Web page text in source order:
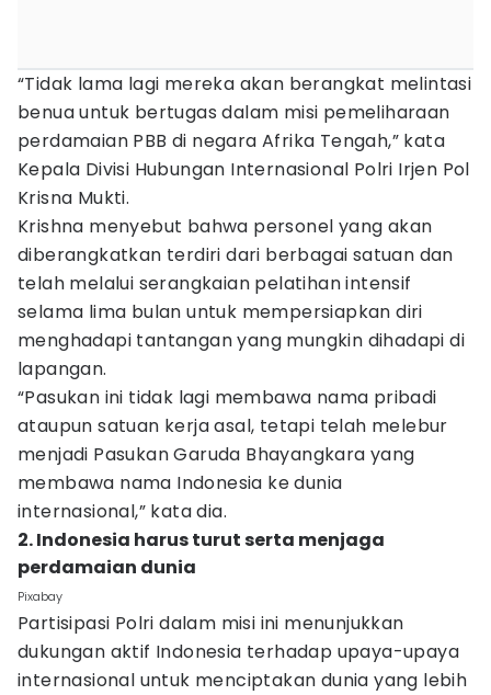
“Tidak lama lagi mereka akan berangkat melintasi
benua untuk bertugas dalam misi pemeliharaan
perdamaian PBB di negara Afrika Tengah,” kata
Kepala Divisi Hubungan Internasional Polri Irjen Pol
Krisna Mukti.
Krishna menyebut bahwa personel yang akan
diberangkatkan terdiri dari berbagai satuan dan
telah melalui serangkaian pelatihan intensif
selama lima bulan untuk mempersiapkan diri
menghadapi tantangan yang mungkin dihadapi di
lapangan.
“Pasukan ini tidak lagi membawa nama pribadi
ataupun satuan kerja asal, tetapi telah melebur
menjadi Pasukan Garuda Bhayangkara yang
membawa nama Indonesia ke dunia
internasional,” kata dia.
2. Indonesia harus turut serta menjaga
perdamaian dunia
Pixabay
Partisipasi Polri dalam misi ini menunjukkan
dukungan aktif Indonesia terhadap upaya-upaya
internasional untuk menciptakan dunia yang lebih